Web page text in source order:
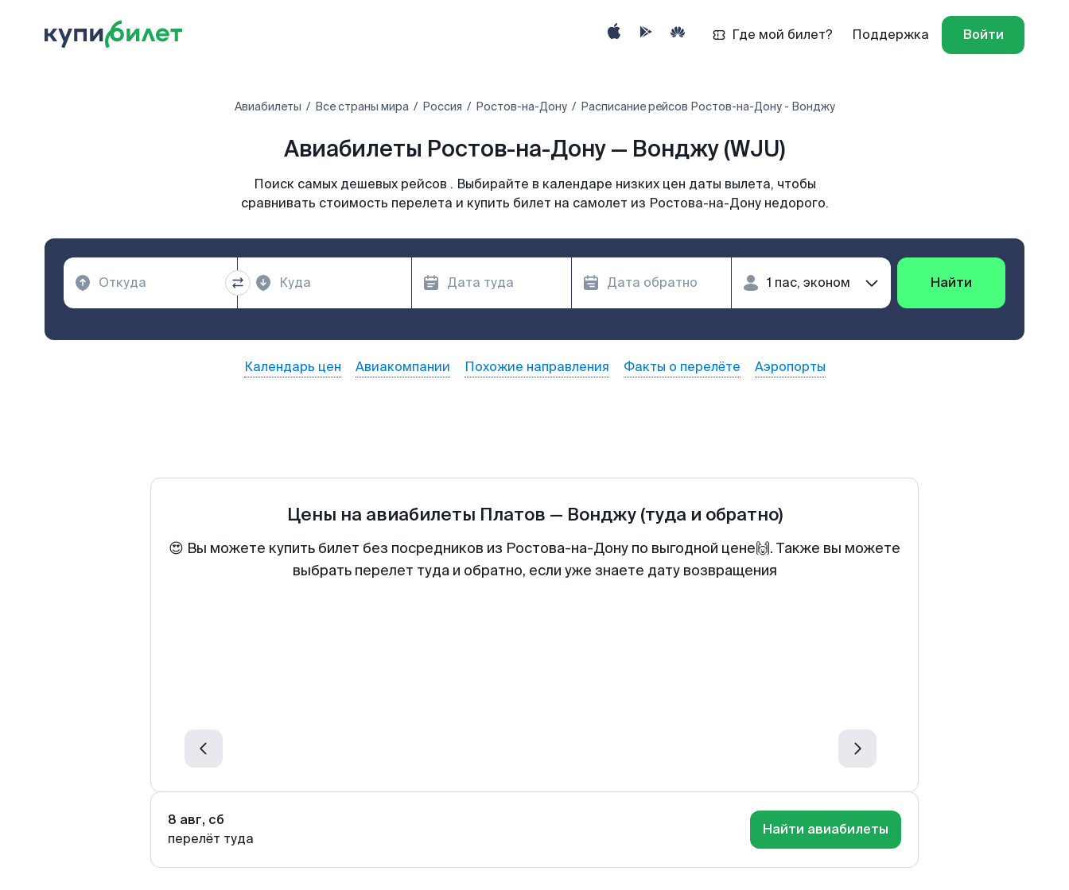
Где мой билет? Поддержка Войти
Авиабилеты Все страны мира Россия Ростов-на-Дону Расписание рейсов Ростов-на-Дону - Вонджу
Авиабилеты Ростов-на-Дону — Вонджу (WJU)
Поиск самых дешевых рейсов . Выбирайте в календаре низких цен даты вылета, чтобы
сравнивать стоимость перелета и купить билет на самолет из Ростова-на-Дону недорого.
Найти
Календарь цен Авиакомпании Похожие направления Факты о перелёте Аэропорты
Цены на авиабилеты Платов — Вонджу (туда и обратно)
😍 Вы можете купить билет без посредников из Ростова-на-Дону по выгодной цене🙌. Также вы можете
выбрать перелет туда и обратно, если уже знаете дату возвращения
8 авг, сб
перелёт туда
Найти авиабилеты